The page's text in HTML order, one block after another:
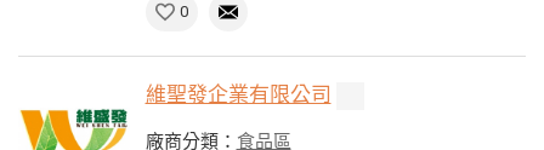
0
維聖發企業有限公司
廠商分類： 食品區